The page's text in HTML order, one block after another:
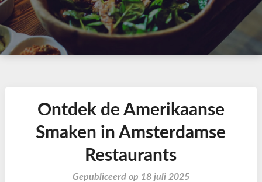
Ontdek de Amerikaanse
Smaken in Amsterdamse
Restaurants
Gepubliceerd op 18 juli 2025